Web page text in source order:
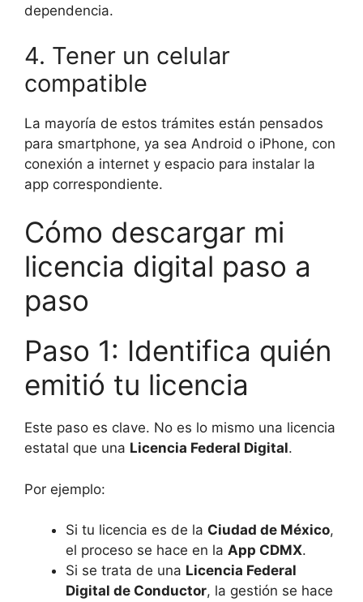
dependencia.
4. Tener un celular
compatible
La mayoría de estos trámites están pensados
para smartphone, ya sea Android o iPhone, con
conexión a internet y espacio para instalar la
app correspondiente.
Cómo descargar mi
licencia digital paso a
paso
Paso 1: Identifica quién
emitió tu licencia
Este paso es clave. No es lo mismo una licencia
estatal que una Licencia Federal Digital.
Por ejemplo:
Si tu licencia es de la Ciudad de México,
el proceso se hace en la App CDMX.
Si se trata de una Licencia Federal
Digital de Conductor, la gestión se hace